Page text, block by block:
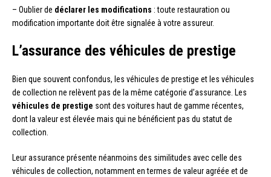
– Oublier de déclarer les modifications : toute restauration ou
modification importante doit être signalée à votre assureur.
L’assurance des véhicules de prestige
Bien que souvent confondus, les véhicules de prestige et les véhicules
de collection ne relèvent pas de la même catégorie d’assurance. Les
véhicules de prestige sont des voitures haut de gamme récentes,
dont la valeur est élevée mais qui ne bénéficient pas du statut de
collection.
Leur assurance présente néanmoins des similitudes avec celle des
véhicules de collection, notamment en termes de valeur agréée et de